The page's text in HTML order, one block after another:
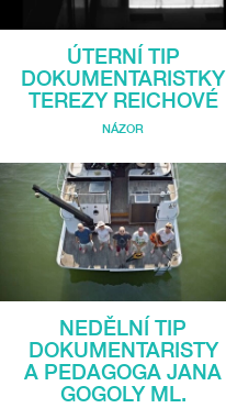
ÚTERNÍ TIP
DOKUMENTARISTKY
TEREZY REICHOVÉ
NÁZOR
NEDĚLNÍ TIP
DOKUMENTARISTY
A PEDAGOGA JANA
GOGOLY ML.